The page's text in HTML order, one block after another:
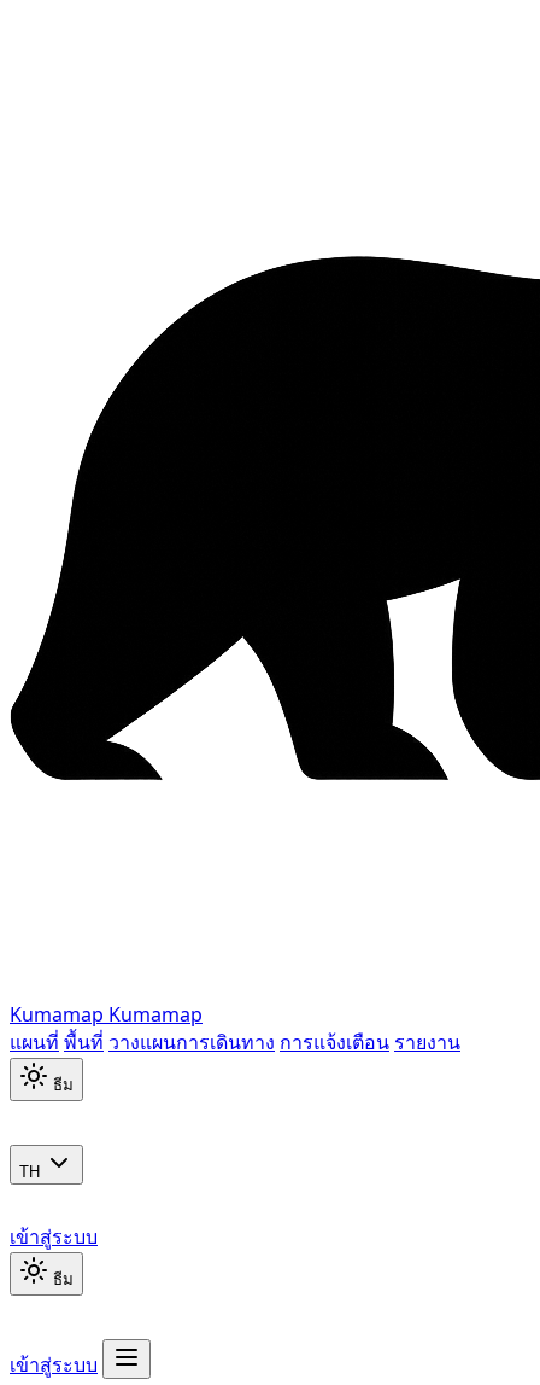
Kumamap Kumamap
แผนที่ พื้นที่ วางแผนการเดินทาง การแจ้งเตือน รายงาน
ธีม
TH
เข้าสู่ระบบ
ธีม
เข้าสู่ระบบ